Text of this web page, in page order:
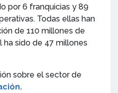
por 6 franquicias y 89
Todas ellas han
de 110 millones de
ha sido de 47 millones
sobre el sector de